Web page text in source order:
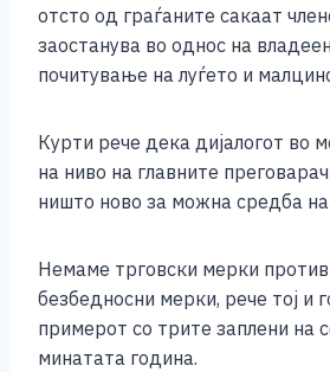
отсто од граѓаните сакаат
заостанува во однос на
почитување на луѓето и
Курти рече дека дијалогот во
на ниво на главните
ништо ново за можна средба на
Немаме трговски мерки
безбедносни мерки, рече тој и
примерот со трите заплени на
минатата година.